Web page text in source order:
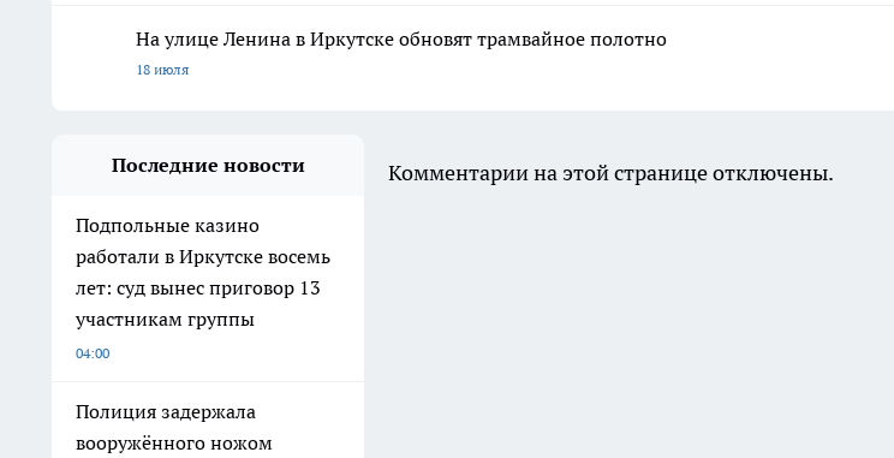
На улице Ленина в Иркутске обновят трамвайное полотно
18 июля
Последние новости
Подпольные казино
работали в Иркутске восемь
лет: суд вынес приговор 13
участникам группы
04:00
Полиция задержала
вооружённого ножом
Комментарии на этой странице отключены.